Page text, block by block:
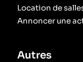
Location de
Annoncer une
Autres